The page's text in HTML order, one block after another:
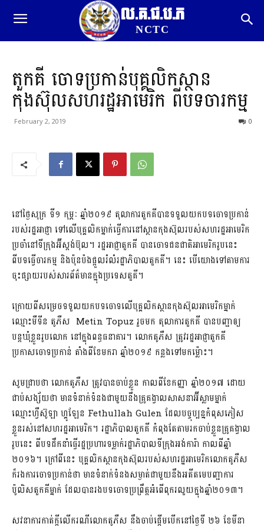
ល.គ.ជ.ប.ភ
NCTC
តួកគី​ ចោទប្រកាន់​​បុគ្គលិក​​ស្ថាន
កុងស៊ុល​​សហរដ្ឋអាមេរិក​​ ពីបទ​​ចារកម្ម​
February 2, 2019 0
នៅថ្ងៃសុក្រ ទី១​ កុម្ភៈ ឆ្នាំ២០១៩ តុលាការតួកគី​បានទទួលយក​បទចោទប្រកាន់​
របស់រដ្ឋអាជ្ញា​ ទៅលើបុគ្គលិកម្នាក់​ធ្វើការនៅស្ថានកុងស៊ុល​របស់សហរដ្ឋអាមេរិក​
​ប្រចាំនៅទីក្រុងអ៊ីស្តង់ប៊ុល​។ រដ្ឋអាជ្ញាតួកគី​ បានចោទជនជាតិអាមេរិករូបនេះ
ពីបទ​ធ្វើចារកម្ម​ និងប៉ុនប៉ងផ្តួលរំលំ​រដ្ឋាភិបាលតួកគី​។ នេះ​ បើយោងទៅតាម​ការ
ចុះផ្សាយ​របស់សារព័ត៌មាន​ក្នុងប្រទេសតួគី​។
ក្រោយពី​សម្រេចទទួលយក​បទចោទ​លើបុគ្គលិក​ស្ថានកុងស៊ុល​អាមេរិកម្នាក់​
ឈ្មោះមឺទីន តូភឺស Metin Topuz រួចមក​ តុលាការតួកគី​ បានបញ្ជាឲ្យ​
បន្តឃុំខ្លួន​រូបលោក​ នៅក្នុងពន្ធធនាគារ​។ លោកតូភឺស​ ត្រូវ​រដ្ឋអាជ្ញាតួកគី​
ប្រកាសចោទប្រកាន់​ តាំងពី​ខែមករា​ ឆ្នាំ២០១៩​ កន្លងទៅមកម្ល៉ោះ​។
សូមជ្រាបថា​ លោកតូភឺស​ ត្រូវបានចាប់ខ្លួន​ កាលពី​ខែកញ្ញា​ ឆ្នាំ២០១៧​ ដោយ
ជាប់​សង្ស័យថា​ មានទំនាក់ទំនង​ជាមួយនឹង​គ្រូគង្វាលសាសនា​អ៊ីស្លាមម្នាក់​
ឈ្មោះហ្វឺស៊ូឡា ហ្គូឡែន Fethullah Gulen ដែលបច្ចុប្បន្ន​កំពុសភៀស
ខ្លួន​រស់នៅ​សហរដ្ឋអាមេរិក​។ រដ្ឋាភិបាល​តួកគី​ កំពុងតែ​តាមរកចាប់ខ្លួន​គ្រូគង្វាល
រូបនេះ​ ពីបទ​ដឹកនាំ​ធ្វើរដ្ឋប្រហារ​ទម្លាក់រដ្ឋាភិបាល​ទីក្រុងអង់ការ៉ា​ កាលពីឆ្នាំ​
២០១៦​។ ក្រៅពីនេះ​ បុគ្គលិកស្ថានកុងស៊ុល​របស់សហរដ្ឋអាមេរិក​លោកតូភឺស​
ក៏​រងការចោទប្រកាន់ថា​ មានទំនាក់ទំនងសម្ងាត់​ជាមួយនឹង​អតីតមេបញ្ជាការ
ប៉ូលិស​តួកគីម្នាក់​ ដែលបានរងបទចោទប្រព្រឹត្តអំពើពុករលួយក្នុងឆ្នាំ២០១៣។
សវនាការ​កាត់ក្តីលើករណីលោកតូភឺស​ នឹងចាប់ផ្តើមបើក​នៅថ្ងៃទី​ ២៦ ខែមីនា​